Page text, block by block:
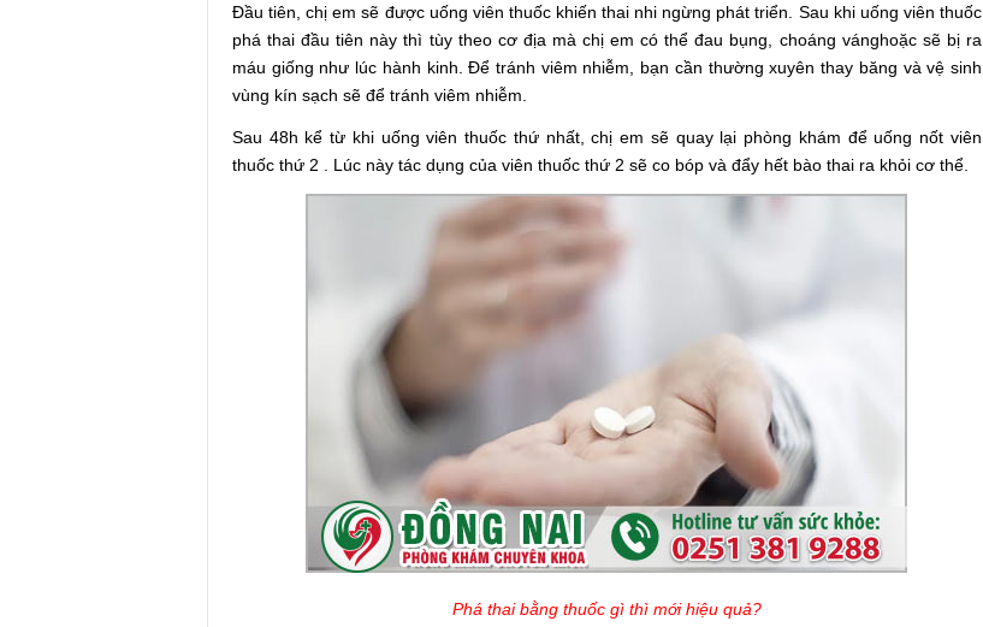
Đầu tiên, chị em sẽ được uống viên thuốc khiến thai nhi ngừng phát triển. Sau khi uống viên thuốc
phá thai đầu tiên này thì tùy theo cơ địa mà chị em có thể đau bụng, choáng vánghoặc sẽ bị ra
máu giống như lúc hành kinh. Để tránh viêm nhiễm, bạn cần thường xuyên thay băng và vệ sinh
vùng kín sạch sẽ để tránh viêm nhiễm.
Sau 48h kể từ khi uống viên thuốc thứ nhất, chị em sẽ quay lại phòng khám để uống nốt viên
thuốc thứ 2 . Lúc này tác dụng của viên thuốc thứ 2 sẽ co bóp và đẩy hết bào thai ra khỏi cơ thể.
Phá thai bằng thuốc gì thì mới hiệu quả?